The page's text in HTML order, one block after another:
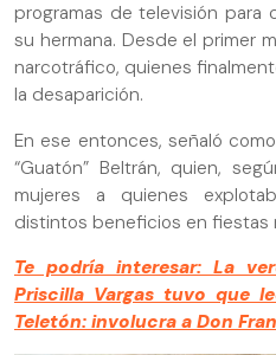
programas de televisión para
su hermana. Desde el primer
narcotráfico, quienes
la desaparición.
En ese entonces, señaló
“Guatón” Beltrán, quien,
mujeres a quienes
distintos beneficios en fiestas
Te podría interesar: La
Priscilla Vargas tuvo que
Teletón: involucra a Don